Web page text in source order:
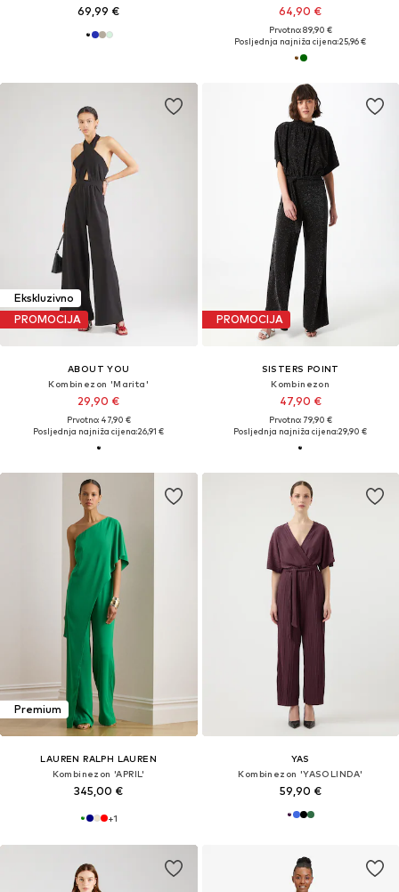
69,99 € 64,90 €
Prvotno: 89,90 €
Posljednja najniža cijena:25,96 €
Ekskluzivno
PROMOCIJA
ABOUT YOU
Kombinezon 'Marita'
29,90 €
Prvotno: 47,90 €
Posljednja najniža cijena:26,91 €
PROMOCIJA
SISTERS POINT
Kombinezon
47,90 €
Prvotno: 79,90 €
Posljednja najniža cijena:29,90 €
Premium
LAUREN RALPH LAUREN
Kombinezon 'APRIL'
345,00 €
+1
YAS
Kombinezon 'YASOLINDA'
59,90 €